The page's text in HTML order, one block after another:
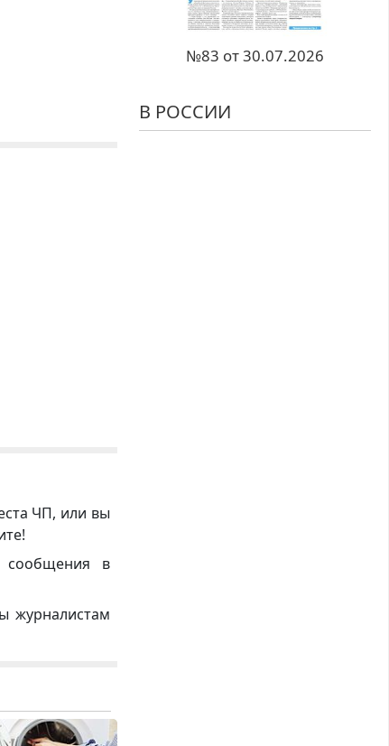
ЧП, или вы
в
журналистам
№83 от 30.07.2026
В РОССИИ